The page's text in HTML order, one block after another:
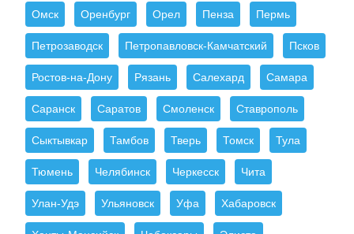
Омск Оренбург Орел Пенза Пермь
Петрозаводск Петропавловск-Камчатский Псков
Ростов-на-Дону Рязань Салехард Самара
Саранск Саратов Смоленск Ставрополь
Сыктывкар Тамбов Тверь Томск Тула
Тюмень Челябинск Черкесск Чита
Улан-Удэ Ульяновск Уфа Хабаровск